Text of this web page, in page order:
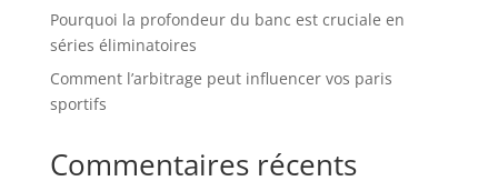
Pourquoi la profondeur du banc est cruciale en
séries éliminatoires
Comment l’arbitrage peut influencer vos paris
sportifs
Commentaires récents